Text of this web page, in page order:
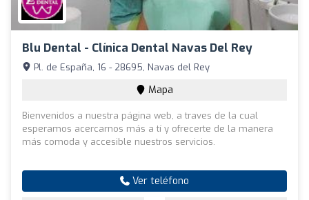
Blu Dental - Clínica Dental Navas Del Rey
Pl. de España, 16 - 28695, Navas del Rey
Mapa
Bienvenidos a nuestra página web, a traves de la cual
esperamos acercarnos más a tí y ofrecerte de la manera
más comoda y accesible nuestros servicios.
Ver teléfono